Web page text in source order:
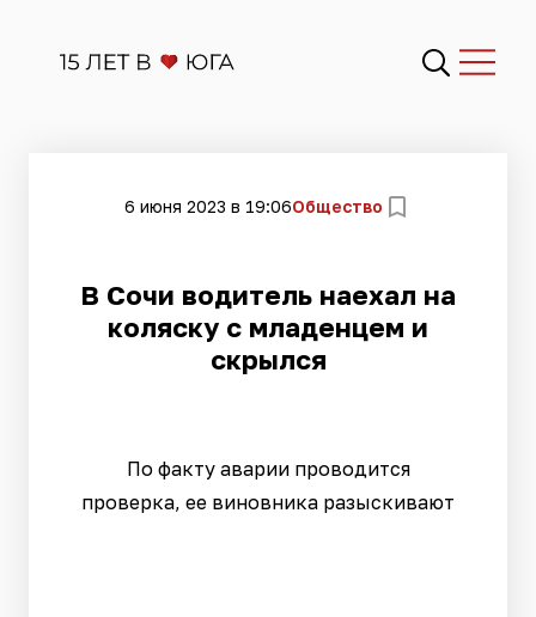
6 июня 2023 в 19:06Общество
В Сочи водитель наехал на
коляску с младенцем и
скрылся
По факту аварии проводится
проверка, ее виновника разыскивают